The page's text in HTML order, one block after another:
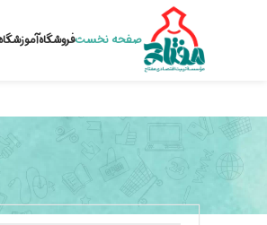
صفحه نخستفروشگاهآموزشگاه